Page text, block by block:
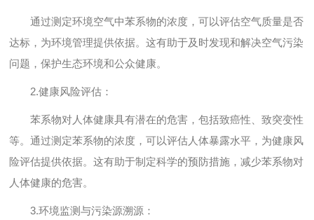
通过测定环境空气中苯系物的浓度，可以评估空气质量是否
达标，为环境管理提供依据。这有助于及时发现和解决空气污染
问题，保护生态环境和公众健康。
2.健康风险评估：
苯系物对人体健康具有潜在的危害，包括致癌性、致突变性
等。通过测定苯系物的浓度，可以评估人体暴露水平，为健康风
险评估提供依据。这有助于制定科学的预防措施，减少苯系物对
人体健康的危害。
3.环境监测与污染源溯源：